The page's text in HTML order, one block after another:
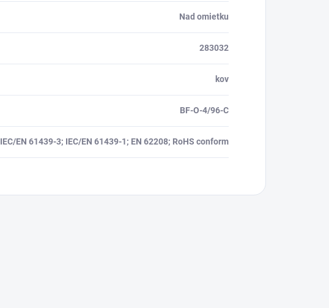
Nad omietku
283032
kov
BF-O-4/96-C
IEC/EN 61439-3; IEC/EN 61439-1; EN 62208; RoHS conform